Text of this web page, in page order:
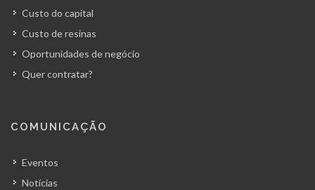
Custo do capital
Custo de resinas
Oportunidades de negócio
Quer contratar?
COMUNICAÇÃO
Eventos
Notícias